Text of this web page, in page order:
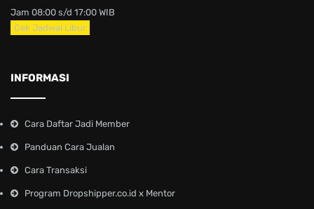
Jam 08:00 s/d 17:00 WIB
Cek Jadwal Libur
INFORMASI
Cara Daftar Jadi Member
Panduan Cara Jualan
Cara Transaksi
Program Dropshipper.co.id x Mentor